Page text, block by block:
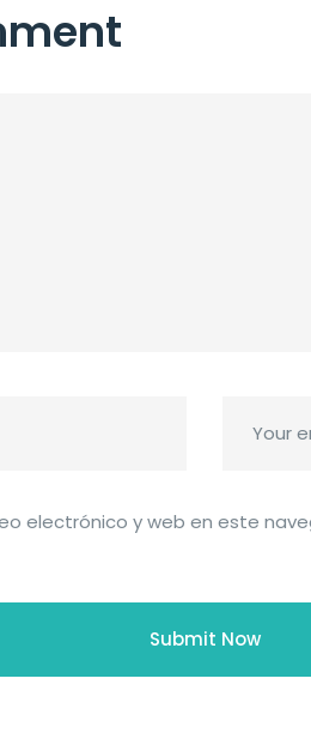
electrónico y web en este